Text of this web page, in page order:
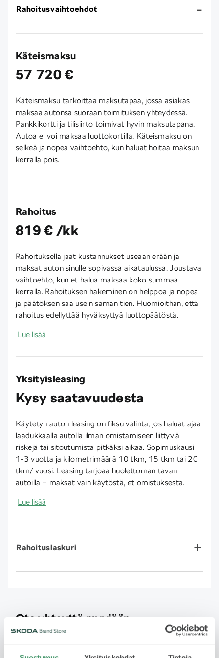
Rahoitusvaihtoehdot
Käteismaksu
57 720 €
Käteismaksu tarkoittaa maksutapaa, jossa asiakas
maksaa autonsa suoraan toimituksen yhteydessä.
Pankkikortti ja tilisiirto toimivat hyvin maksutapana.
Autoa ei voi maksaa luottokortilla. Käteismaksu on
selkeä ja nopea vaihtoehto, kun haluat hoitaa maksun
kerralla pois.
Rahoitus
819 € /kk
Rahoituksella jaat kustannukset useaan erään ja
maksat auton sinulle sopivassa aikataulussa. Joustava
vaihtoehto, kun et halua maksaa koko summaa
kerralla. Rahoituksen hakeminen on helppoa ja nopea
ja päätöksen saa usein saman tien. Huomioithan, että
rahoitus edellyttää hyväksyttyä luottopäätöstä.
Lue lisää
Yksityisleasing
Kysy saatavuudesta
Käytetyn auton leasing on fiksu valinta, jos haluat ajaa
laadukkaalla autolla ilman omistamiseen liittyviä
riskejä tai sitoutumista pitkäksi aikaa. Sopimuskausi
1-3 vuotta ja kilometrimäärä 10 tkm, 15 tkm tai 20
tkm/ vuosi. Leasing tarjoaa huolettoman tavan
autoilla – maksat vain käytöstä, et omistuksesta.
Lue lisää
Rahoituslaskuri
Ota yhteyttä myyjään
Jätä yhteydenottopyyntö